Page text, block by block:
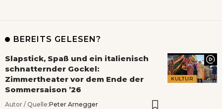
BEREITS GELESEN?
KULTUR
Slapstick, Spaß und ein italienisch
schnatternder Gockel:
Zimmertheater vor dem Ende der
Sommersaison ’26
Autor / Quelle:Peter Arnegger